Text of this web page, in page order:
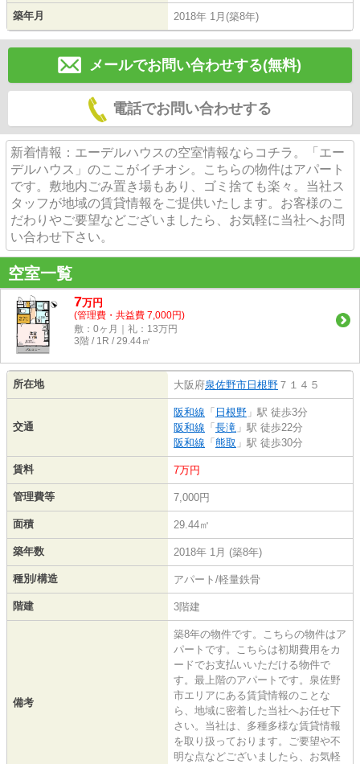
築年月 2018年 1月(築8年)
メールでお問い合わせする(無料)
電話でお問い合わせする
新着情報：エーデルハウスの空室情報ならコチラ。「エー
デルハウス」のここがイチオシ。こちらの物件はアパート
です。敷地内ごみ置き場もあり、ゴミ捨ても楽々。当社ス
タッフが地域の賃貸情報をご提供いたします。お客様のこ
だわりやご要望などございましたら、お気軽に当社へお問
い合わせ下さい。
空室一覧
7万円
(管理費・共益費 7,000円)
敷：0ヶ月｜礼：13万円
3階 / 1R / 29.44㎡
所在地 大阪府泉佐野市 日根野 ７１４５
交通
阪和線 「 日根野 」駅 徒歩3分
阪和線 「 長滝 」駅 徒歩22分
阪和線 「 熊取 」駅 徒歩30分
賃料 7万円
管理費等 7,000円
面積 29.44㎡
築年数 2018年 1月 (築8年)
種別/構造 アパート/軽量鉄骨
階建 3階建
備考
築8年の物件です。こちらの物件はア
パートです。こちらは初期費用をカ
ードでお支払いいただける物件で
す。最上階のアパートです。泉佐野
市エリアにある賃貸情報のことな
ら、地域に密着した当社へお任せ下
さい。当社は、多種多様な賃貸情報
を取り扱っております。ご要望や不
明な点などございましたら、お気軽